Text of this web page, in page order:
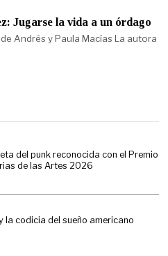
Jugarse la vida a un órdago
Andrés y Paula Macías La autora
del punk reconocida con el Premio
de las Artes 2026
la codicia del sueño americano